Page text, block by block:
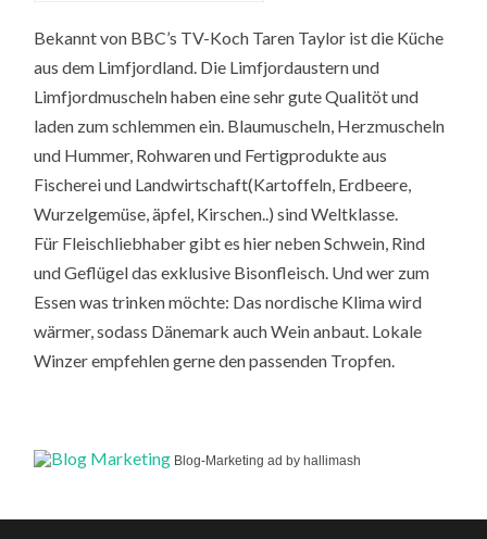
Bekannt von BBC’s TV-Koch Taren Taylor ist die Küche
aus dem Limfjordland. Die Limfjordaustern und
Limfjordmuscheln haben eine sehr gute Qualitöt und
laden zum schlemmen ein. Blaumuscheln, Herzmuscheln
und Hummer, Rohwaren und Fertigprodukte aus
Fischerei und Landwirtschaft(Kartoffeln, Erdbeere,
Wurzelgemüse, äpfel, Kirschen..) sind Weltklasse.
Für Fleischliebhaber gibt es hier neben Schwein, Rind
und Geflügel das exklusive Bisonfleisch. Und wer zum
Essen was trinken möchte: Das nordische Klima wird
wärmer, sodass Dänemark auch Wein anbaut. Lokale
Winzer empfehlen gerne den passenden Tropfen.
Blog-Marketing ad by hallimash